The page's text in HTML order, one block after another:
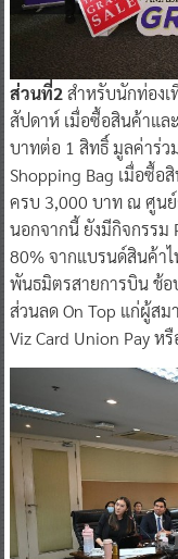
ส่วนที่2 สำหรับนักท่องเ
สัปดาห์ เมื่อซื้อสินค้าแล
บาทต่อ 1 สิทธิ์ มูลค่าร่ว
Shopping Bag เมื่อซื้อ
ครบ 3,000 บาท ณ ศูนย์
นอกจากนี้ ยังมีกิจกรรม
80% จากแบรนด์สินค้า
พันธมิตรสายการบิน ช้อ
Viz Card Union Pay